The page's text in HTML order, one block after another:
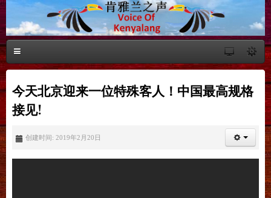
今天北京迎来一位特殊客人！中国最高规格
接见!
创建时间: 2019年2月20日